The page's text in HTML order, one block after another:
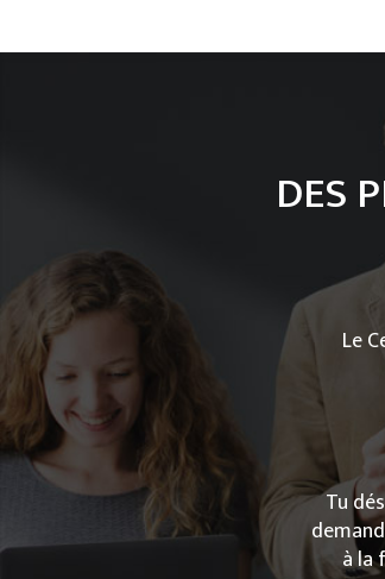
DES
Le
Tu
à la